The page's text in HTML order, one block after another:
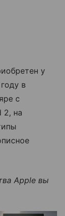
у
в
с
2, на
Apple вы